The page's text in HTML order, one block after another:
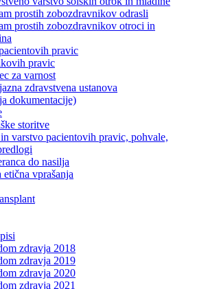
prostih zobozdravnikov odrasli
prostih zobozdravnikov otroci in
pravic
pravic
za varnost
zdravstvena ustanova
dokumentacije)
storitve
varstvo pacientovih pravic, pohvale,
do nasilja
vprašanja
zdravja 2018
zdravja 2019
zdravja 2020
zdravja 2021